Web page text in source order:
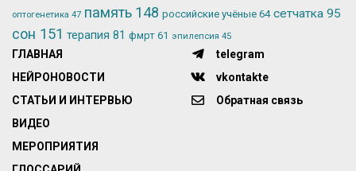
оптогенетика 47 память 148 российские учёные 64 сетчатка 95
сон 151 терапия 81 фмрт 61 эпилепсия 45
ГЛАВНАЯ
НЕЙРОНОВОСТИ
СТАТЬИ И ИНТЕРВЬЮ
ВИДЕО
МЕРОПРИЯТИЯ
telegram
vkontakte
Обратная связь